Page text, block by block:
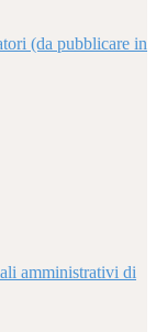
(da pubblicare in
amministrativi di